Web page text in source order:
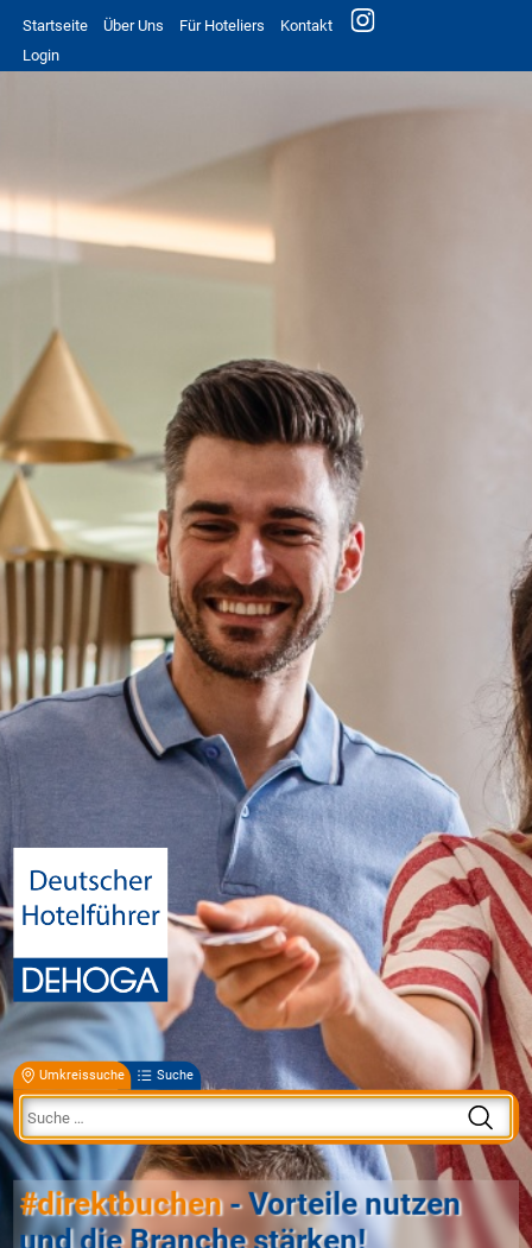
Startseite Über Uns Für Hoteliers
Kontakt
Login
Umkreissuche Suche
#direktbuchen- Vorteile nutzen